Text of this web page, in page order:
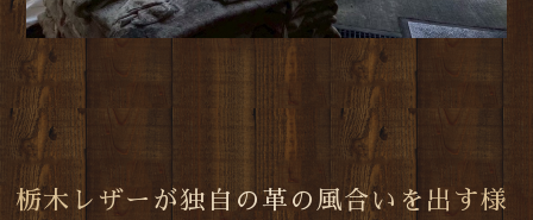
栃木レザーが独自の革の風合いを出す様